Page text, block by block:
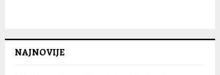
NAJNOVIJE